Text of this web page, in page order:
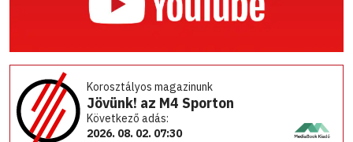
Korosztályos magazinunk
Jövünk! az M4 Sporton
Következő adás:
2026. 08. 02. 07:30